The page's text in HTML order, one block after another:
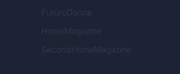
FuturoDonna
HomeMagazine
SecondHomeMagazine